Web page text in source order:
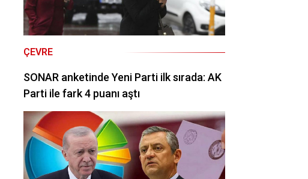
ÇEVRE
SONAR anketinde Yeni Parti ilk sırada: AK
Parti ile fark 4 puanı aştı